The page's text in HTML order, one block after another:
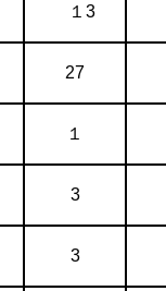
１3
27
１
3
3